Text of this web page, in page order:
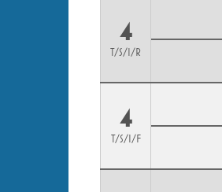
4
T/S/I/R
4
T/S/I/F